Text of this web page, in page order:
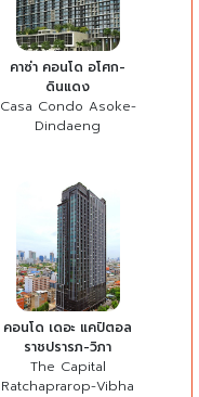
คาซ่า คอนโด อโศก-
ดินแดง
Casa Condo Asoke-
Dindaeng
คอนโด เดอะ แคปิตอล
ราชปรารภ-วิภา
The Capital
Ratchaprarop-Vibha